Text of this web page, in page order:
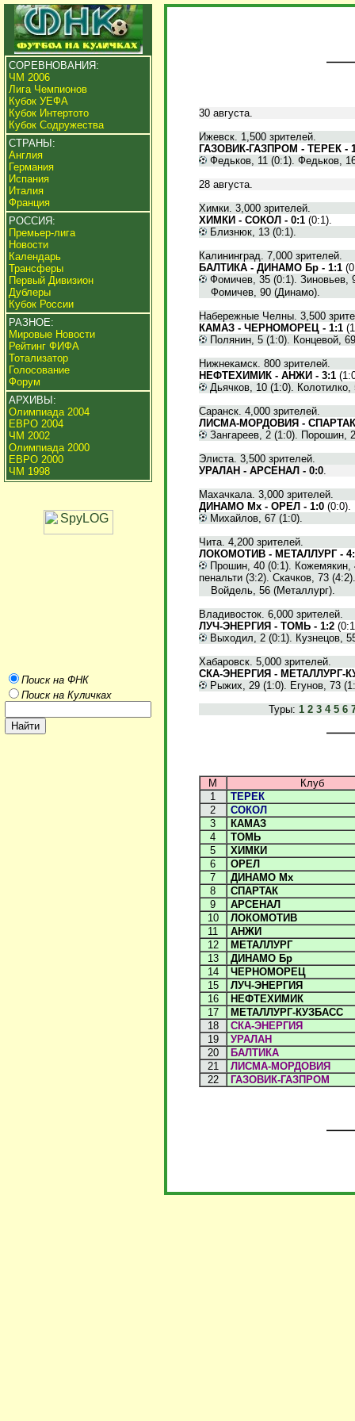
СОРЕВНОВАНИЯ:
ЧМ 2006
Лига Чемпионов
Кубок УЕФА
Кубок Интертото
Кубок Содружества
СТРАНЫ:
Англия
Германия
Испания
Италия
Франция
РОССИЯ:
Премьер-лига
Новости
Календарь
Трансферы
Первый Дивизион
Дублеры
Кубок России
РАЗНОЕ:
Мировые Новости
Рейтинг ФИФА
Тотализатор
Голосование
Форум
АРХИВЫ:
Олимпиада 2004
ЕВРО 2004
ЧМ 2002
Олимпиада 2000
ЕВРО 2000
ЧМ 1998
Поиск на ФНК
Поиск на Куличках
30 августа.
Ижевск. 1,500 зрителей.
ГАЗОВИК-ГАЗПРОМ - ТЕРЕК -
Федьков, 11 (0:1). Федьков,
28 августа.
Химки. 3,000 зрителей.
ХИМКИ - СОКОЛ - 0:1(0:1).
Близнюк, 13 (0:1).
Калининград. 7,000 зрителей.
БАЛТИКА - ДИНАМО Бр - 1:1
Фомичев, 35 (0:1). Зиновьев,
Фомичев, 90 (Динамо).
Набережные Челны. 3,500
КАМАЗ - ЧЕРНОМОРЕЦ - 1:1
Полянин, 5 (1:0). Концевой,
Нижнекамск. 800 зрителей.
НЕФТЕХИМИК - АНЖИ - 3:1
Дьячков, 10 (1:0). Колотилко,
Саранск. 4,000 зрителей.
ЛИСМА-МОРДОВИЯ - СПАРТАК
Зангареев, 2 (1:0). Порошин,
Элиста. 3,500 зрителей.
УРАЛАН - АРСЕНАЛ - 0:0.
Махачкала. 3,000 зрителей.
ДИНАМО Мх - ОРЕЛ - 1:0(0:0).
Михайлов, 67 (1:0).
Чита. 4,200 зрителей.
ЛОКОМОТИВ - МЕТАЛЛУРГ -
Прошин, 40 (0:1). Кожемякин,
пенальти (3:2). Скачков, 73
Войдель, 56 (Металлург).
Владивосток. 6,000 зрителей.
ЛУЧ-ЭНЕРГИЯ - ТОМЬ - 1:2
Выходил, 2 (0:1). Кузнецов,
Хабаровск. 5,000 зрителей.
СКА-ЭНЕРГИЯ - МЕТАЛЛУРГ-
Рыжих, 29 (1:0). Егунов, 73
Туры: 1 2 3 4 5 6
М
Клуб
1
ТЕРЕК
2
СОКОЛ
3
КАМАЗ
4
ТОМЬ
5
ХИМКИ
6
ОРЕЛ
7
ДИНАМО Мх
8
СПАРТАК
9
АРСЕНАЛ
10
ЛОКОМОТИВ
11
АНЖИ
12
МЕТАЛЛУРГ
13
ДИНАМО Бр
14
ЧЕРНОМОРЕЦ
15
ЛУЧ-ЭНЕРГИЯ
16
НЕФТЕХИМИК
17
МЕТАЛЛУРГ-КУЗБАСС
18
СКА-ЭНЕРГИЯ
19
УРАЛАН
20
БАЛТИКА
21
ЛИСМА-МОРДОВИЯ
22
ГАЗОВИК-ГАЗПРОМ